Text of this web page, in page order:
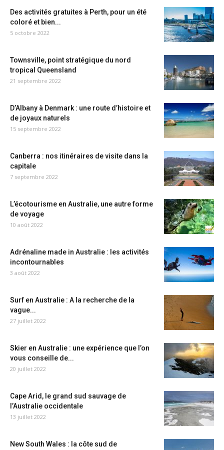
Des activités gratuites à Perth, pour un été
coloré et bien...
5 octobre 2022
Townsville, point stratégique du nord
tropical Queensland
21 septembre 2022
D’Albany à Denmark : une route d’histoire et
de joyaux naturels
15 septembre 2022
Canberra : nos itinéraires de visite dans la
capitale
7 septembre 2022
L’écotourisme en Australie, une autre forme
de voyage
10 août 2022
Adrénaline made in Australie : les activités
incontournables
3 août 2022
Surf en Australie : A la recherche de la
vague...
27 juillet 2022
Skier en Australie : une expérience que l’on
vous conseille de...
20 juillet 2022
Cape Arid, le grand sud sauvage de
l’Australie occidentale
13 juillet 2022
New South Wales : la côte sud de